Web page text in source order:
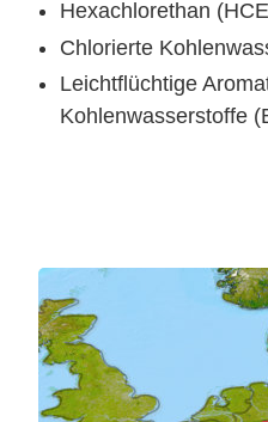
Hexachlorethan
Chlorierte
Leichtflüchtige
Kohlenwasserstoffe